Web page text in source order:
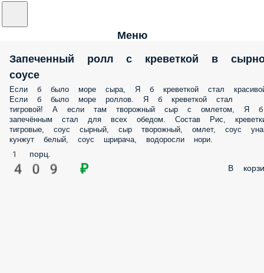
Меню
Запеченный ролл с креветкой в
соусе
Если б было море сыра, Я б креветкой стал
Если б было море роллов. Я б креветкой стал
тигровой! А если там творожный сыр с омлетом, Я б
запечённым стал для всех обедом. Состав Рис,
тигровые, соус сырный, сыр творожный, омлет, соус
кунжут белый, соус шрирача, водоросли нори.
1 порц.
409 ₽ В